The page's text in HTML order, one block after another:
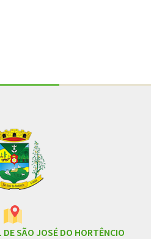
DE SÃO JOSÉ DO HORTÊNCIO